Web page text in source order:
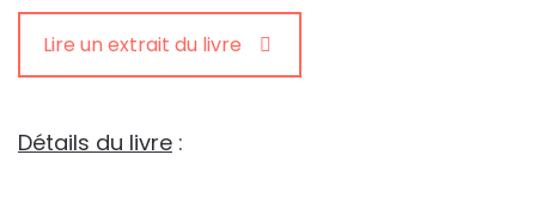
Lire un extrait du livre
Détails du livre :